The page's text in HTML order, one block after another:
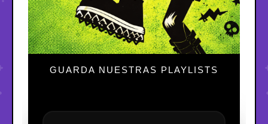
GUARDA NUESTRAS PLAYLISTS